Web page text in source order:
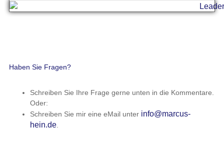
Haben Sie Fragen?
Schreiben Sie Ihre Frage gerne unten in die Kommentare.
Oder:
Schreiben Sie mir eine eMail unter info@marcus-
hein.de.